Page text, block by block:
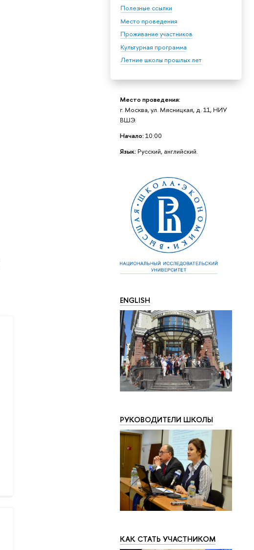
Полезные ссылки
Место проведения
Проживание участников
Культурная программа
Летние школы прошлых лет
Место проведения:
г. Москва, ул. Мясницкая, д. 11, НИУ
ВШЭ.
Начало: 10:00
Язык: Русский, английский.
ENGLISH
РУКОВОДИТЕЛИ ШКОЛЫ
КАК СТАТЬ УЧАСТНИКОМ